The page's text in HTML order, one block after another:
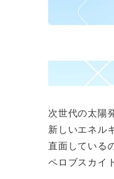
次世代の太陽
新しいエネル
直面している
ペロブスカイ